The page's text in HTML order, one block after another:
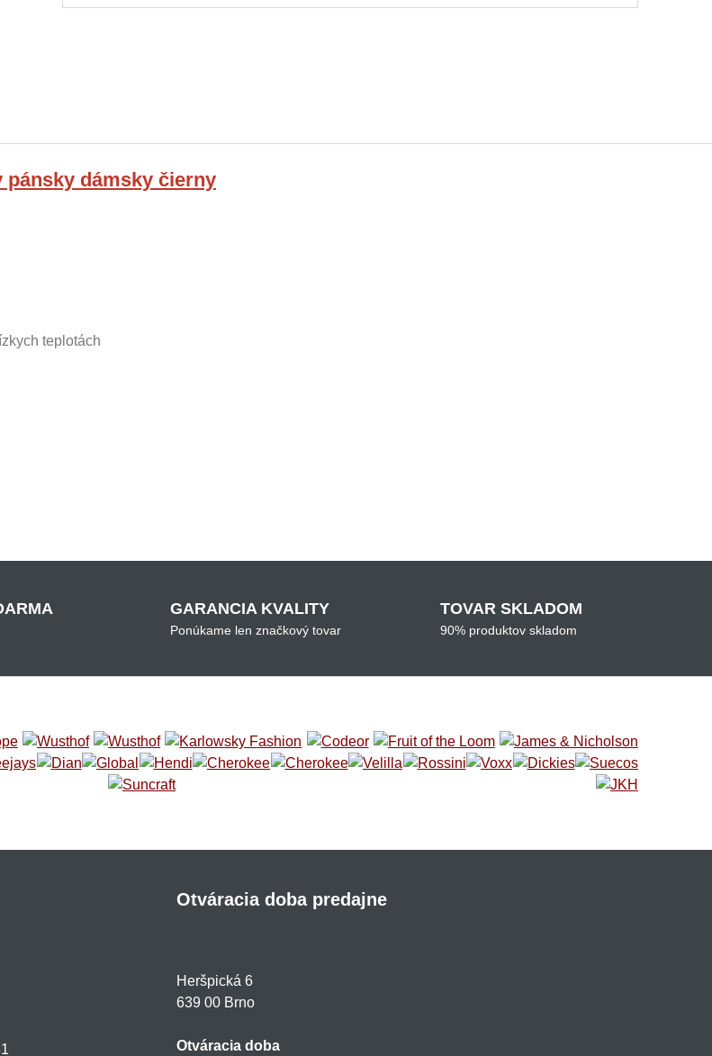
pánsky dámsky čierny
teplotách
GARANCIA KVALITY
Ponúkame len značkový tovar
TOVAR SKLADOM
90% produktov skladom
Otváracia doba predajne
Heršpická 6
639 00 Brno
Otváracia doba